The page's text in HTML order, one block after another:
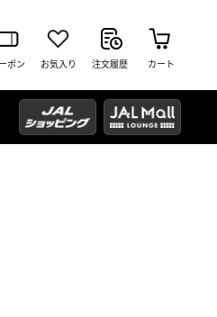
ポン お気入り 注文履歴 カート